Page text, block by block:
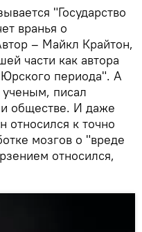
"Государство
вранья о
– Майкл Крайтон,
части как автора
периода". А
писал
и обществе. И даже
относился к точно
мозгов о "вреде
относился,